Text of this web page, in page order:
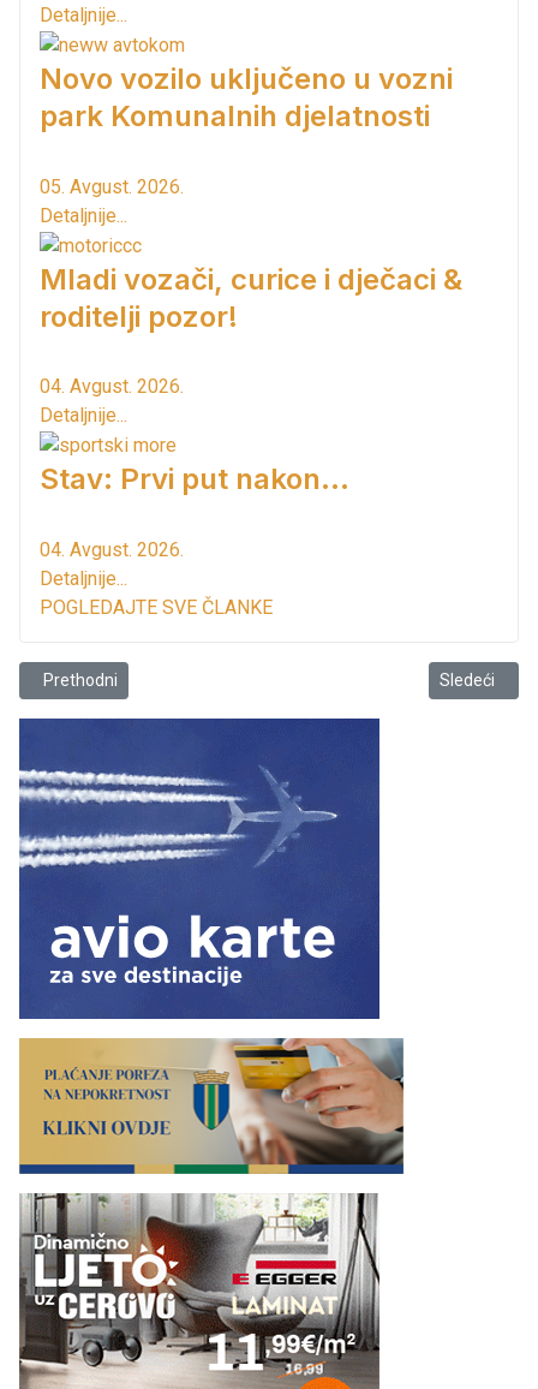
Detaljnije...
Novo vozilo uključeno u vozni
park Komunalnih djelatnosti
05. Avgust. 2026.
Detaljnije...
Mladi vozači, curice i dječaci &
roditelji pozor!
04. Avgust. 2026.
Detaljnije...
Stav: Prvi put nakon…
04. Avgust. 2026.
Detaljnije...
POGLEDAJTE SVE ČLANKE
Prethodni članak: Stav: Legalizacija & sankcije
Prethodni Sledeći
Sledeći